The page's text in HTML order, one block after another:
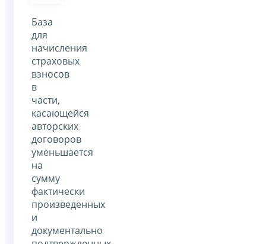
База
для
начисления
страховых
взносов
в
части,
касающейся
авторских
договоров
уменьшается
на
сумму
фактически
произведенных
и
документально